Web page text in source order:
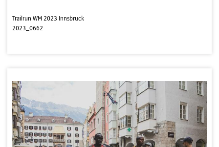
Trailrun WM 2023 Innsbruck
2023_0662